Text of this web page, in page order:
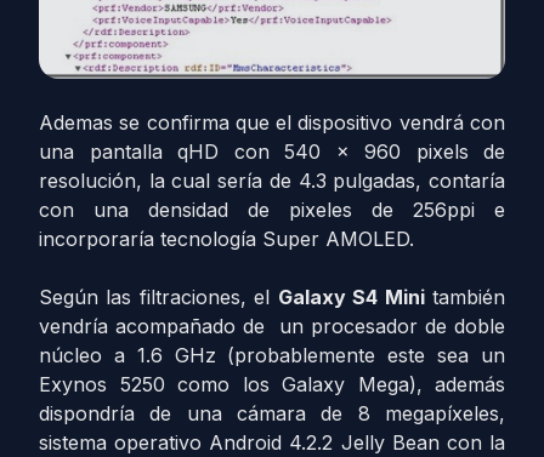
Ademas se confirma que el dispositivo vendrá con
una pantalla qHD con 540 x 960 pixels de
resolución, la cual sería de 4.3 pulgadas, contaría
con una densidad de pixeles de 256ppi e
incorporaría tecnología Super AMOLED.
Según las filtraciones, el Galaxy S4 Minitambién
vendría acompañado de un procesador de doble
núcleo a 1.6 GHz (probablemente este sea un
Exynos 5250 como los Galaxy Mega), además
dispondría de una cámara de 8 megapíxeles,
sistema operativo Android 4.2.2 Jelly Bean con la